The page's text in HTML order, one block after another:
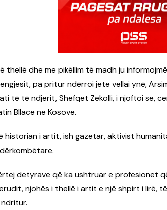
thellë dhe me pikëllim të madh ju
pa pritur ndërroi jetë vëllai ynë,
të të ndjerit, Shefqet Zekolli, i njoftoi se,
Bllacë në Kosovë.
historian i artit, ish gazetar, aktivist
detyrave që ka ushtruar e profesionet
njohës i thellë i artit e një shpirt i lirë,